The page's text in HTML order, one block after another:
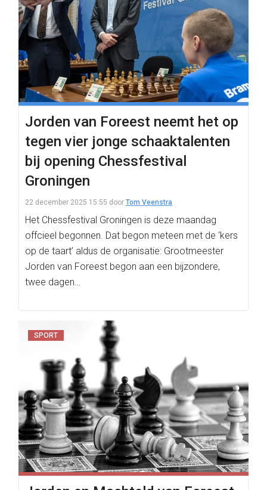
Jorden van Foreest neemt het op
tegen vier jonge schaaktalenten
bij opening Chessfestival
Groningen
22 december 2025 15:55 door Tom Veenstra
Het Chessfestival Groningen is deze maandag
offcieel begonnen. Dat begon meteen met de ‘kers
op de taart’ aldus de organisatie: Grootmeester
Jorden van Foreest begon aan een bijzondere,
twee dagen…
SPORT